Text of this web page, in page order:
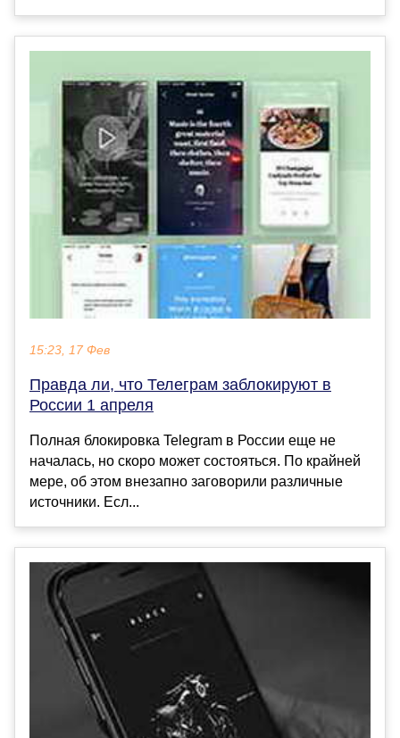
15:23, 17 Фев
Правда ли, что Телеграм заблокируют в
России 1 апреля
Полная блокировка Telegram в России еще не
началась, но скоро может состояться. По крайней
мере, об этом внезапно заговорили различные
источники. Есл...